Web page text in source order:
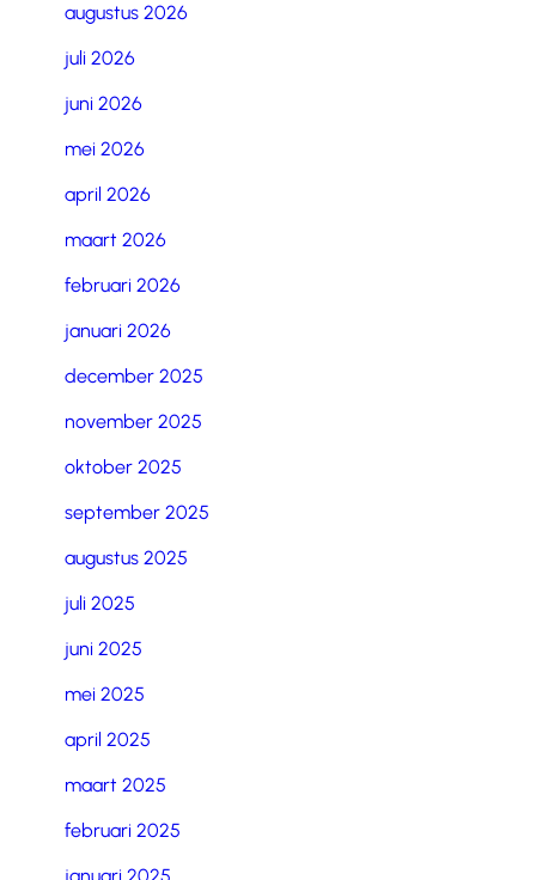
augustus 2026
juli 2026
juni 2026
mei 2026
april 2026
maart 2026
februari 2026
januari 2026
december 2025
november 2025
oktober 2025
september 2025
augustus 2025
juli 2025
juni 2025
mei 2025
april 2025
maart 2025
februari 2025